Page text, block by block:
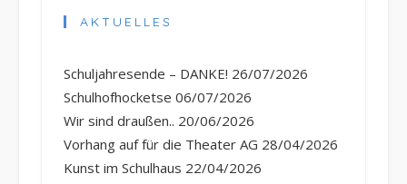
AKTUELLES
Schuljahresende – DANKE! 26/07/2026
Schulhofhocketse 06/07/2026
Wir sind draußen.. 20/06/2026
Vorhang auf für die Theater AG 28/04/2026
Kunst im Schulhaus 22/04/2026